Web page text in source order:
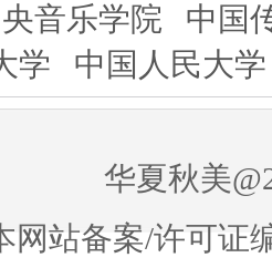
音乐学院
中国
学
中国人民大学
华夏秋美
网站备案/许可证